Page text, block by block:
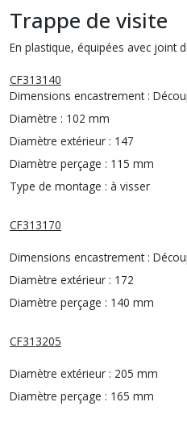
Trappe de visite
En plastique, équipées avec joint
CF313140
Dimensions encastrement :
Diamètre : 102 mm
Diamètre extérieur : 147
Diamètre perçage : 115 mm
Type de montage : à visser
CF313170
Dimensions encastrement :
Diamètre extérieur : 172
Diamètre perçage : 140 mm
CF313205
Diamètre extérieur : 205 mm
Diamètre perçage : 165 mm